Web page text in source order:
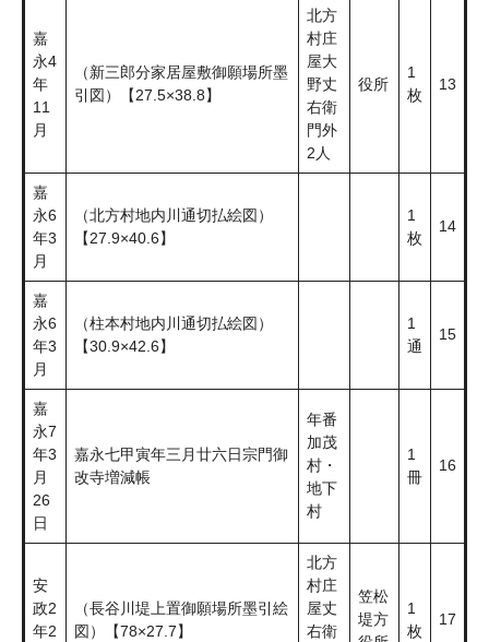
嘉
永4
年
11
月
（新三郎分家居屋敷御願場所墨
引図）【27.5×38.8】
北方
村庄
屋大
野丈
右衛
門外
2人
役所
1
枚
13
嘉
永6
年3
月
（北方村地内川通切払絵図）
【27.9×40.6】
1
枚
14
嘉
永6
年3
月
（柱本村地内川通切払絵図）
【30.9×42.6】
1
通
15
嘉
永7
年3
月
26
日
嘉永七甲寅年三月廿六日宗門御
改寺増減帳
年番
加茂
村・
地下
村
1
冊
16
安
政2
年2
（長谷川堤上置御願場所墨引絵
図）【78×27.7】
北方
村庄
屋丈
右衛
笠松
堤方
1
枚
17